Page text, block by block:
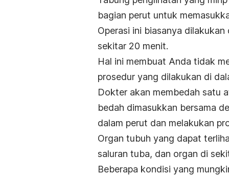
bagian perut untuk
Operasi ini biasanya
sekitar 20 menit.
Hal ini membuat Anda tidak
prosedur yang dilakukan di
Dokter akan membedah satu
bedah dimasukkan bersama
dalam perut dan melakukan
Organ tubuh yang dapat
saluran tuba, dan organ di
Beberapa kondisi yang